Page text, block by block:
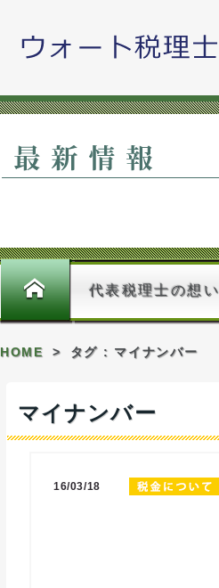
ホーム
代表税理士の想い
HOME > タグ : マイナンバー
マイナンバー
16/03/18